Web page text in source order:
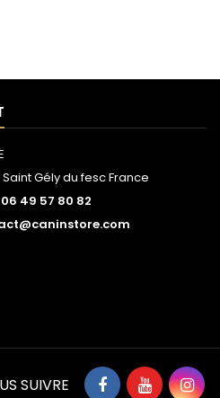
Gély du fesc France
06 49 57 80 82
SUIVRE